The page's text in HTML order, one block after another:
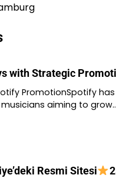
with Strategic
PromotionSpotify
aiming to
Resmi Sitesi